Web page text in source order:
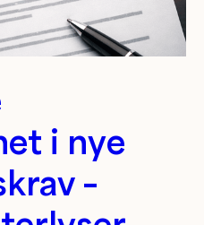
i nye
–